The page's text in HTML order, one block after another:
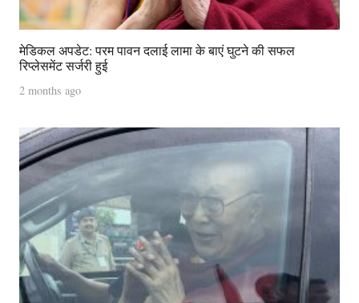
मेडिकल अपडेट: परम पावन दलाई लामा के बाएं घुटने की सफल
रिप्लेसमेंट सर्जरी हुई
2 months ago